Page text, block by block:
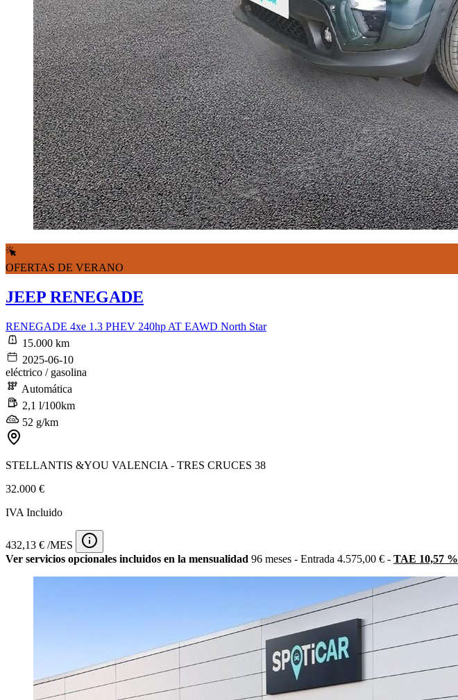
OFERTAS DE VERANO
JEEP RENEGADE
RENEGADE 4xe 1.3 PHEV 240hp AT EAWD North Star
15.000 km
2025-06-10
eléctrico / gasolina
Automática
2,1 l/100km
52 g/km
STELLANTIS &YOU VALENCIA - TRES CRUCES 38
32.000 €
IVA Incluido
432,13 € /MES
Ver servicios opcionales incluidos en la mensualidad 96 meses - Entrada 4.575,00 € - TAE 10,57 %